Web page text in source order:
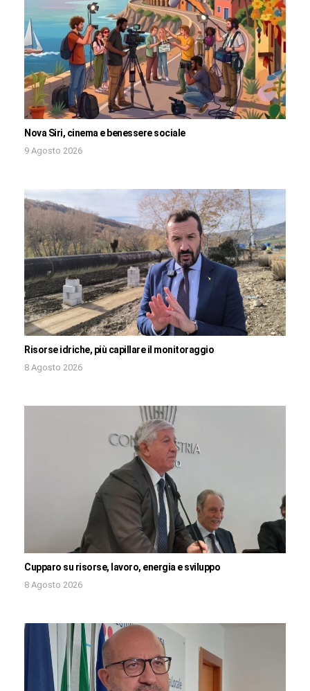
Nova Siri, cinema e benessere sociale
9 Agosto 2026
Risorse idriche, più capillare il monitoraggio
8 Agosto 2026
Cupparo su risorse, lavoro, energia e sviluppo
8 Agosto 2026